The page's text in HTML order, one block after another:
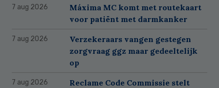
7 aug 2026
Máxima MC komt met routekaart
voor patiënt met darmkanker
7 aug 2026
Verzekeraars vangen gestegen
zorgvraag ggz maar gedeeltelijk
op
7 aug 2026
Reclame Code Commissie stelt